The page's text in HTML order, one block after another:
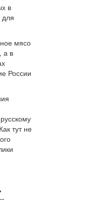
в
для
мясо
а в
России
тут не